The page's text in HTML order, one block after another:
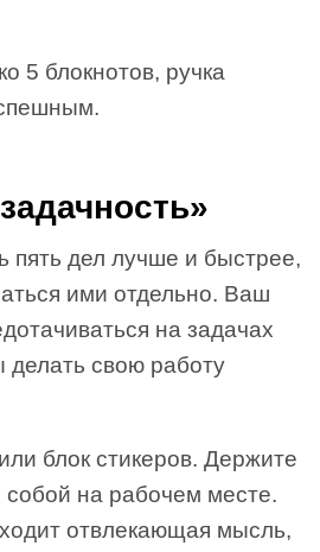
5 блокнотов, ручка
пять дел лучше и быстрее,
ими отдельно. Ваш
на задачах
делать свою работу
или блок стикеров. Держите
собой на рабочем месте.
отвлекающая мысль,